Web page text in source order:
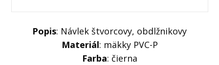
Popis: Návlek štvorcovy, obdlžnikovy
Materiál: mäkky PVC-P
Farba: čierna